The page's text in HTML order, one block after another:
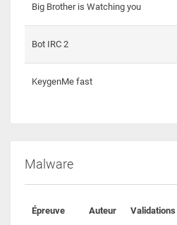
Big Brother is Watching you
Bot IRC 2
KeygenMe fast
Malware
Épreuve Auteur Validations